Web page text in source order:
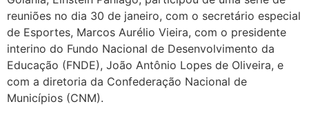
reuniões no dia 30 de janeiro, com o secretário especial
de Esportes, Marcos Aurélio Vieira, com o presidente
interino do Fundo Nacional de Desenvolvimento da
Educação (FNDE), João Antônio Lopes de Oliveira, e
com a diretoria da Confederação Nacional de
Municípios (CNM).